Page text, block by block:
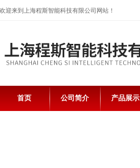
欢迎来到上海程斯智能科技有限公司网站！
首页 公司简介 产品展示